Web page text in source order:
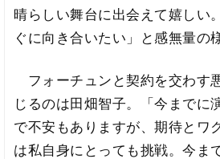
晴らしい舞台に出会えて嬉しい
ぐに向き合いたい」と感無量の
フォーチュンと契約を交わす
じるのは田畑智子。「今までに
で不安もありますが、期待とワ
は私自身にとっても挑戦。今ま